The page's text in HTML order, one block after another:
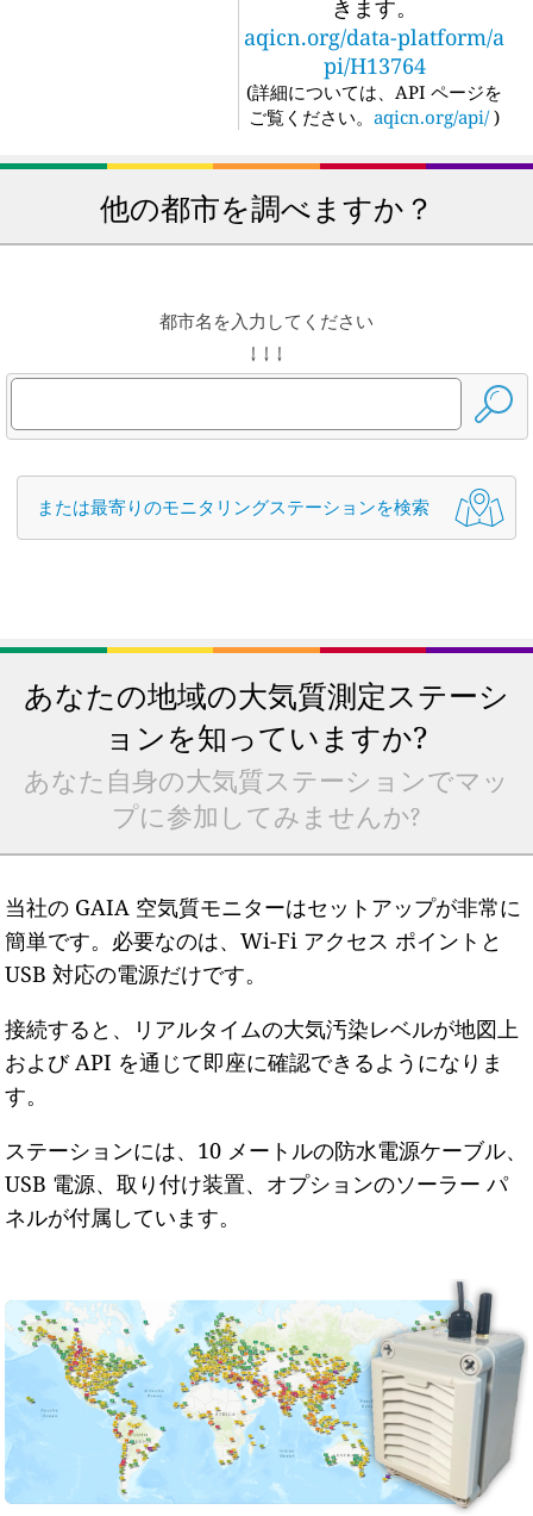
きます。
aqicn.org/data-platform/a
pi/H13764
(詳細については、API ページを
ご覧ください。 aqicn.org/api/ )
他の都市を調べますか？
都市名を入力してください
↓ ↓ ↓
または最寄りのモニタリングステーションを検索
あなたの地域の大気質測定ステーシ
ョンを知っていますか?
あなた自身の大気質ステーションでマッ
プに参加してみませんか?
当社の GAIA 空気質モニターはセットアップが非常に
簡単です。必要なのは、Wi-Fi アクセス ポイントと
USB 対応の電源だけです。
接続すると、リアルタイムの大気汚染レベルが地図上
および API を通じて即座に確認できるようになりま
す。
ステーションには、10 メートルの防水電源ケーブル、
USB 電源、取り付け装置、オプションのソーラー パ
ネルが付属しています。